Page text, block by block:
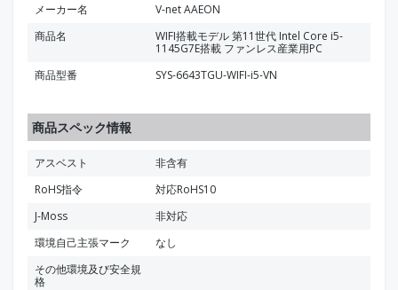
メーカー名
V-net AAEON
商品名
WIFI搭載モデル 第11世代 Intel Core i5-
1145G7E搭載 ファンレス産業用PC
商品型番
SYS-6643TGU-WIFI-i5-VN
商品スペック情報
アスベスト
非含有
RoHS指令
対応RoHS10
J-Moss
非対応
環境自己主張マーク
なし
その他環境及び安全規
格